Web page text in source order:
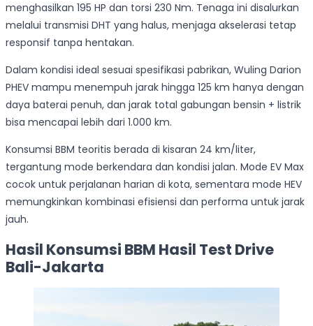
menghasilkan 195 HP dan torsi 230 Nm. Tenaga ini disalurkan
melalui transmisi DHT yang halus, menjaga akselerasi tetap
responsif tanpa hentakan.
Dalam kondisi ideal sesuai spesifikasi pabrikan, Wuling Darion
PHEV mampu menempuh jarak hingga 125 km hanya dengan
daya baterai penuh, dan jarak total gabungan bensin + listrik
bisa mencapai lebih dari 1.000 km.
Konsumsi BBM teoritis berada di kisaran 24 km/liter,
tergantung mode berkendara dan kondisi jalan. Mode EV Max
cocok untuk perjalanan harian di kota, sementara mode HEV
memungkinkan kombinasi efisiensi dan performa untuk jarak
jauh.
Hasil Konsumsi BBM Hasil Test Drive
Bali-Jakarta